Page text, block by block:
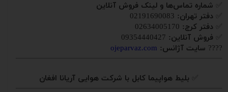
شماره تماس‌ها و لینک فروش آنلاین
دفتر تهران:
دفتر کرج:
فروش آنلاین:
???? سایت آژانس: ojeparvaz.com
بلیط هواپیما کابل با شرکت هوایی آریانا افغان